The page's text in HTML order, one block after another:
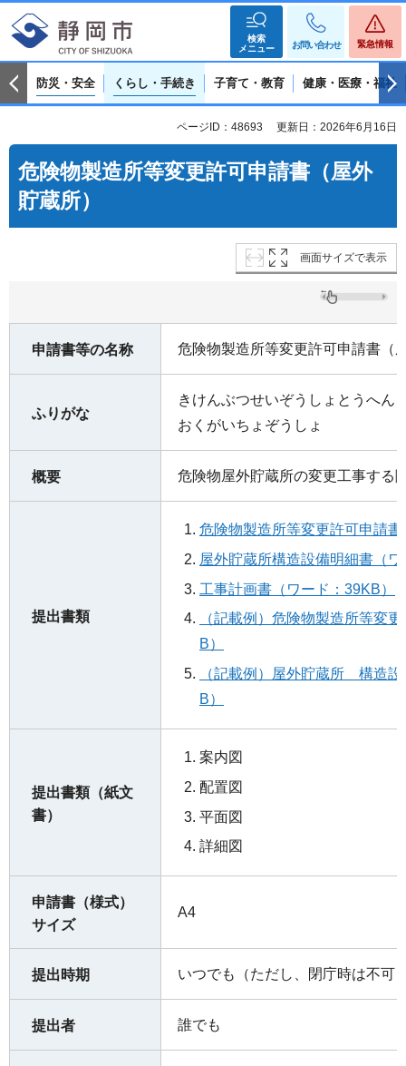
検索
メニュー
お問い合わせ 緊急情報
防災・安全 くらし・手続き 子育て・教育 健康・医療・福祉
ページID：48693 更新日：2026年6月16日
危険物製造所等変更許可申請書（屋外
貯蔵所）
画面サイズで表示
申請書等の名称 危険物製造所等変更許可申請書（
ふりがな
きけんぶつせいぞうしょとうへ
おくがいちょぞうしょ
概要 危険物屋外貯蔵所の変更工事する
提出書類
危険物製造所等変更許可申請
屋外貯蔵所構造設備明細書（
工事計画書（ワード：39KB）
（記載例）危険物製造所等変
B）
（記載例）屋外貯蔵所 構造
B）
提出書類（紙文
書）
案内図
配置図
平面図
詳細図
申請書（様式）
サイズ
A4
提出時期 いつでも（ただし、閉庁時は不可
提出者 誰でも